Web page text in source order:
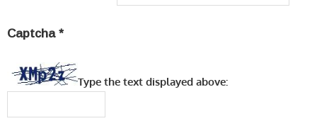
Captcha *
Type the text displayed above: